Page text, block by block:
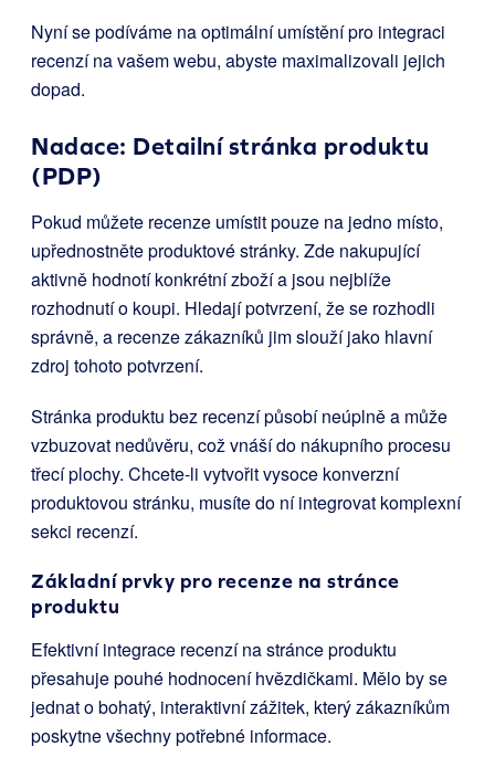
Nyní se podíváme na optimální umístění pro integraci
recenzí na vašem webu, abyste maximalizovali jejich
dopad.
Nadace: Detailní stránka produktu
(PDP)
Pokud můžete recenze umístit pouze na jedno místo,
upřednostněte produktové stránky. Zde nakupující
aktivně hodnotí konkrétní zboží a jsou nejblíže
rozhodnutí o koupi. Hledají potvrzení, že se rozhodli
správně, a recenze zákazníků jim slouží jako hlavní
zdroj tohoto potvrzení.
Stránka produktu bez recenzí působí neúplně a může
vzbuzovat nedůvěru, což vnáší do nákupního procesu
třecí plochy. Chcete-li vytvořit vysoce konverzní
produktovou stránku, musíte do ní integrovat komplexní
sekci recenzí.
Základní prvky pro recenze na stránce
produktu
Efektivní integrace recenzí na stránce produktu
přesahuje pouhé hodnocení hvězdičkami. Mělo by se
jednat o bohatý, interaktivní zážitek, který zákazníkům
poskytne všechny potřebné informace.